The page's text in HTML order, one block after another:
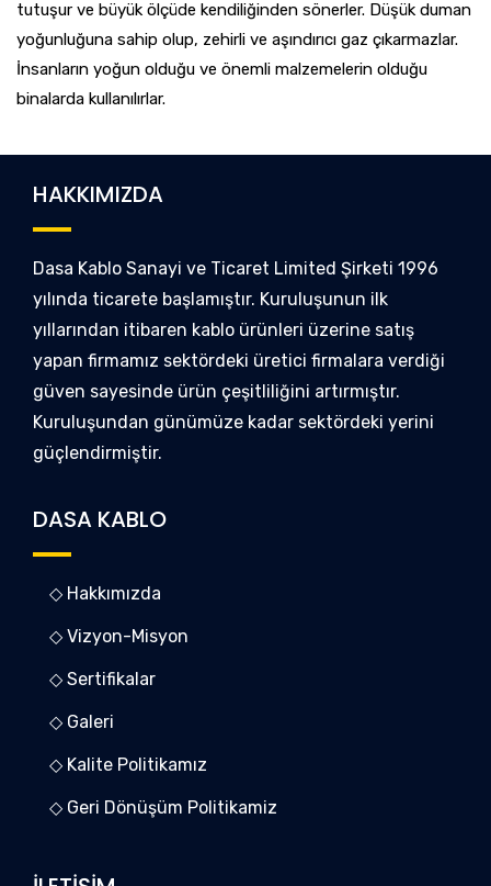
tutuşur ve büyük ölçüde kendiliğinden sönerler. Düşük duman
yoğunluğuna sahip olup, zehirli ve aşındırıcı gaz çıkarmazlar.
İnsanların yoğun olduğu ve önemli malzemelerin olduğu
binalarda kullanılırlar.
HAKKIMIZDA
Dasa Kablo Sanayi ve Ticaret Limited Şirketi 1996
yılında ticarete başlamıştır. Kuruluşunun ilk
yıllarından itibaren kablo ürünleri üzerine satış
yapan firmamız sektördeki üretici firmalara verdiği
güven sayesinde ürün çeşitliliğini artırmıştır.
Kuruluşundan günümüze kadar sektördeki yerini
güçlendirmiştir.
DASA KABLO
◇ Hakkımızda
◇ Vizyon-Misyon
◇ Sertifikalar
◇ Galeri
◇ Kalite Politikamız
◇ Geri Dönüşüm Politikamiz